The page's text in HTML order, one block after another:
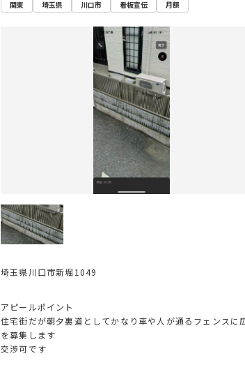
関東 埼玉県 川口市 看板宣伝 月額
埼玉県川口市新堀1049
アピールポイント
住宅街だが朝夕裏道としてかなり車や人が通るフェンスに
を募集します
交渉可です